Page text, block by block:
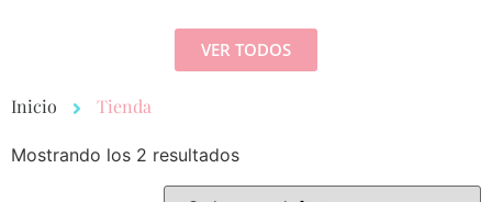
Inicio Tienda
Mostrando los 2 resultados
VER TODOS